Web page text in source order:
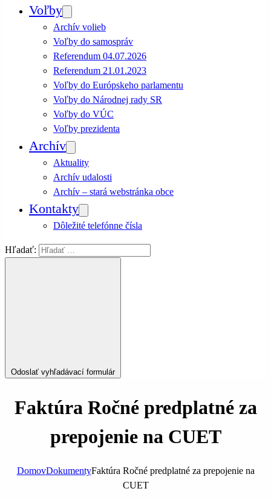
Voľby
Archív volieb
Voľby do samospráv
Referendum 04.07.2026
Referendum 21.01.2023
Voľby do Európskeho parlamentu
Voľby do Národnej rady SR
Voľby do VÚC
Voľby prezidenta
Archív
Aktuality
Archív udalosti
Archív – stará webstránka obce
Kontakty
Dôležité telefónne čísla
Hľadať:
Odoslať vyhľadávací formulár
Faktúra Ročné predplatné za
prepojenie na CUET
DomovDokumentyFaktúra Ročné predplatné za prepojenie na
CUET